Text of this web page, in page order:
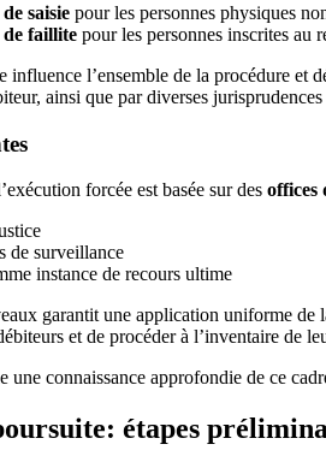
saisie pour les personnes physiques
faillite pour les personnes inscrites au
l’ensemble de la procédure et
ainsi que par diverses
forcée est basée sur des offices
de surveillance
instance de recours ultime
garantit une application uniforme
et de procéder à l’inventaire de
une connaissance approfondie de ce
étapes